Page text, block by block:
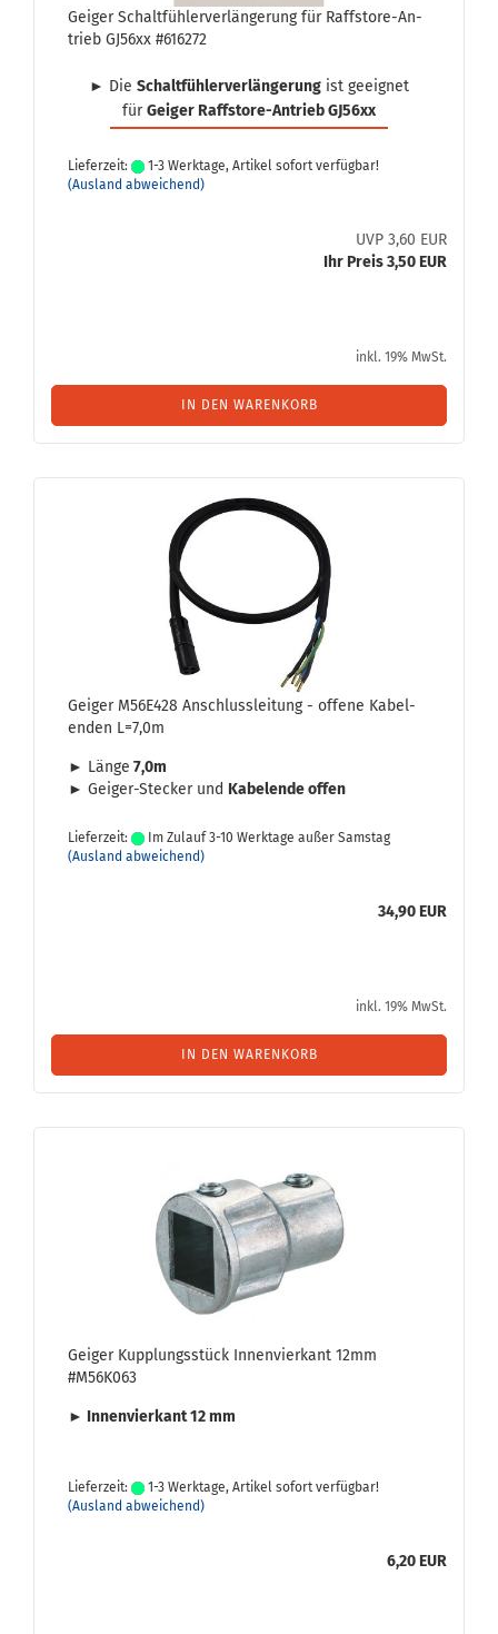
Gei­ger Schalt­füh­ler­ver­län­ge­rung für Raffstore-​​An­
trieb GJ56xx #616272
► Die Schalt­füh­ler­ver­län­ge­rung ist ge­eig­net
fürGei­ger Raffstore-​Antrieb GJ56xx
Lieferzeit:
1-3 Werktage, Artikel sofort verfügbar!
(Ausland abweichend)
UVP 3,60 EUR
Ihr Preis 3,50 EUR
inkl. 19% MwSt.
IN DEN WARENKORB
Gei­ger M56E428 An­schluss­lei­tung - of­fe­ne Ka­bel­
en­den L=7,0m
► Länge 7,0m
► Geiger-​Stecker und Ka­bel­en­de offen
Lieferzeit:
Im Zulauf 3-10 Werktage außer Samstag
(Ausland abweichend)
34,90 EUR
inkl. 19% MwSt.
IN DEN WARENKORB
Gei­ger Kupp­lungs­stück In­nen­vier­kant 12mm
#M56K063
► In­nen­vier­kant 12 mm
Lieferzeit:
1-3 Werktage, Artikel sofort verfügbar!
(Ausland abweichend)
6,20 EUR